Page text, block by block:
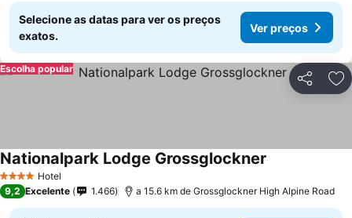
Selecione as datas para ver os preços
exatos.
Ver preços
Partilhar
Escolha popular
4 EstrelasHotel
Nationalpark Lodge Grossglockner
9,2 Excelente 1.466 a 15.6 km de Grossglockner High Alpine Road